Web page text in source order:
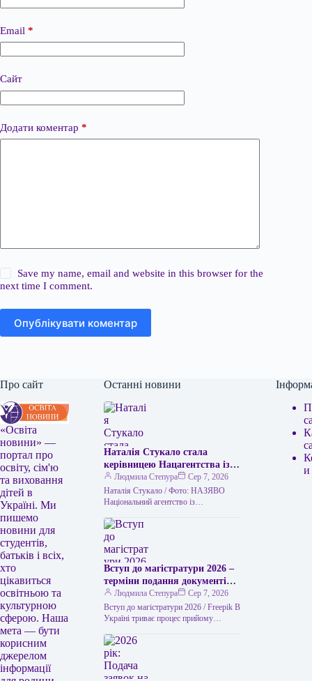
Email *
Сайт
Додати коментар *
Save my name, email and website in this browser for the
next time I comment.
Опублікувати коментар
Про сайт
«Освіта
новини» —
портал про
освіту, сім'ю
та виховання
дітей в
Україні. Ми
пишемо
новини для
студентів,
батьків і всіх,
хто
цікавиться
освітньою та
культурною
сферою. Наша
мета — бути
корисним
джерелом
інформації
Останні новини
Наталія Стукало стала
керівницею Нацагентства із
забезпечення якості вищої
освіти — які факти про неї є
Людмила Степура
Сер 7, 2026
Наталія Стукало / Фото: НАЗЯВО
Національний агентство із
України отримало нового керівника.
Цією посадою стала Наталія…
Вступ до магістратури 2026 –
терміни подання документів
для абітурієнтів
Людмила Степура
Сер 7, 2026
Вступ до магістратури 2026 / Freepik В
Україні триває процес прийому
серпня розпочалося…
и